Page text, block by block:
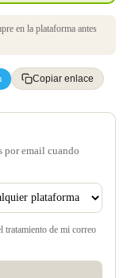
en la plataforma antes
Copiar enlace
por email cuando
tratamiento de mi correo